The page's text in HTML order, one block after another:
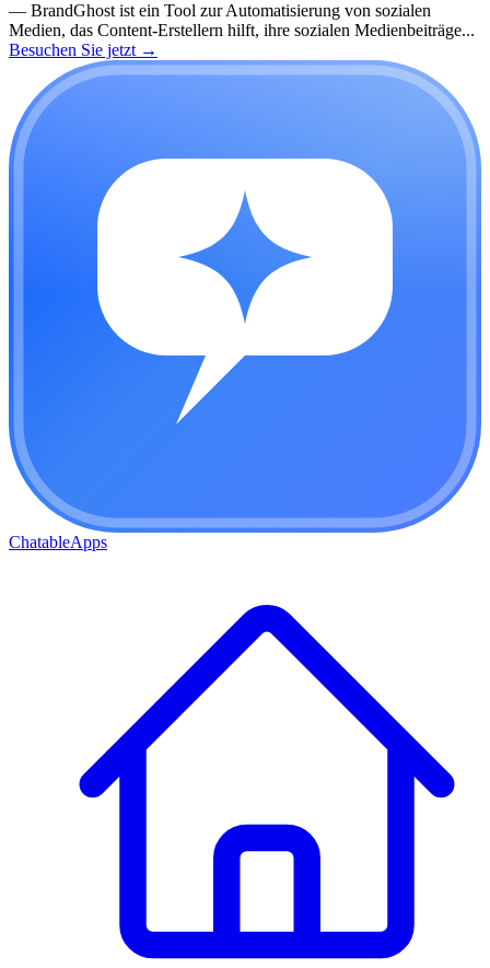
— BrandGhost ist ein Tool zur Automatisierung von sozialen
Medien, das Content-Erstellern hilft, ihre sozialen Medienbeiträge...
Besuchen Sie jetzt →
ChatableApps